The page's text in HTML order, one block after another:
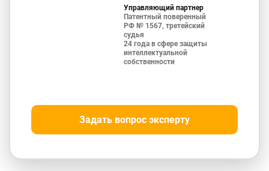
Управляющий партнер
Патентный поверенный
РФ № 1567, третейский
судья
24 года в сфере защиты
интеллектуальной
собственности
Задать вопрос эксперту